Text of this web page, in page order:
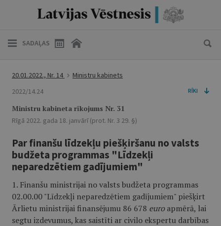
SADAĻAS
20.01.2022., Nr. 14
Ministru kabinets
2022/14.24
RĪKI
Ministru kabineta rīkojums Nr. 31
Rīgā 2022. gada 18. janvārī (prot. Nr. 3 29. §)
Par finanšu līdzekļu piešķiršanu no valsts
budžeta programmas "Līdzekļi
neparedzētiem gadījumiem"
1. Finanšu ministrijai no valsts budžeta programmas
02.00.00 "Līdzekļi neparedzētiem gadījumiem" piešķirt
Ārlietu ministrijai finansējumu 86 678 euroapmērā, lai
segtu izdevumus, kas saistīti ar civilo ekspertu darbības